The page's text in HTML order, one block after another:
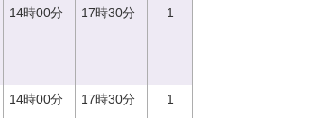
14時00分 17時30分 1
14時00分 17時30分 1